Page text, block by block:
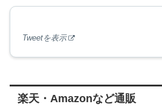
Tweetを表示
楽天・Amazonなど通販